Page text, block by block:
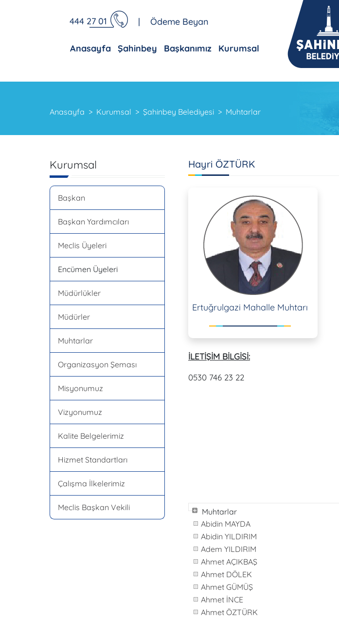
444 27 01 | Ödeme Beyan
Anasayfa Şahinbey Başkanımız Kurumsal
Anasayfa Kurumsal Şahinbey Belediyesi Muhtarlar
Kurumsal
Başkan
Başkan Yardımcıları
Meclis Üyeleri
Encümen Üyeleri
Müdürlükler
Müdürler
Muhtarlar
Organizasyon Şeması
Misyonumuz
Vizyonumuz
Kalite Belgelerimiz
Hizmet Standartları
Çalışma İlkelerimiz
Meclis Başkan Vekili
Hayri ÖZTÜRK
Ertuğrulgazi Mahalle Muhtarı
İLETİŞİM BİLGİSİ:
0530 746 23 22
Muhtarlar
Abidin MAYDA
Abidin YILDIRIM
Adem YILDIRIM
Ahmet AÇIKBAŞ
Ahmet DÖLEK
Ahmet GÜMÜŞ
Ahmet İNCE
Ahmet ÖZTÜRK